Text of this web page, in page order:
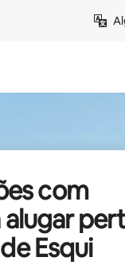
com
alugar
Esqui